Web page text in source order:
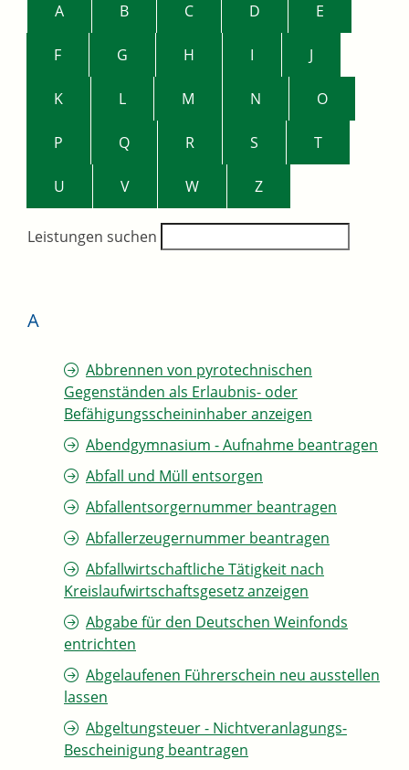
A B C D E
F G H I J
K L M N O
P Q R S T
U V W Z
Leistungen suchen
A
Abbrennen von pyrotechnischen
Gegenständen als Erlaubnis- oder
Befähigungsscheininhaber anzeigen
Abendgymnasium - Aufnahme beantragen
Abfall und Müll entsorgen
Abfallentsorgernummer beantragen
Abfallerzeugernummer beantragen
Abfallwirtschaftliche Tätigkeit nach
Kreislaufwirtschaftsgesetz anzeigen
Abgabe für den Deutschen Weinfonds
entrichten
Abgelaufenen Führerschein neu ausstellen
lassen
Abgeltungsteuer - Nichtveranlagungs-
Bescheinigung beantragen